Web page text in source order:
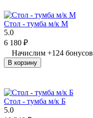
Стол - тумба м/к М
5.0
6 180 ₽
Начислим +124 бонусов
В корзину
Стол - тумба м/к Б
5.0